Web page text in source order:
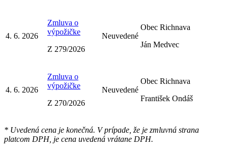
4. 6. 2026
Zmluva o
výpožičke
Z 279/2026
Neuvedené
Obec Richnava
Ján Medvec
4. 6. 2026
Zmluva o
výpožičke
Z 270/2026
Neuvedené
Obec Richnava
František Ondáš
* Uvedená cena je konečná. V prípade, že je zmluvná strana
platcom DPH, je cena uvedená vrátane DPH.